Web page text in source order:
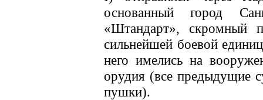
основанный город
«Штандарт», скромный
сильнейшей боевой
него имелись на
орудия (все предыдущие
пушки).